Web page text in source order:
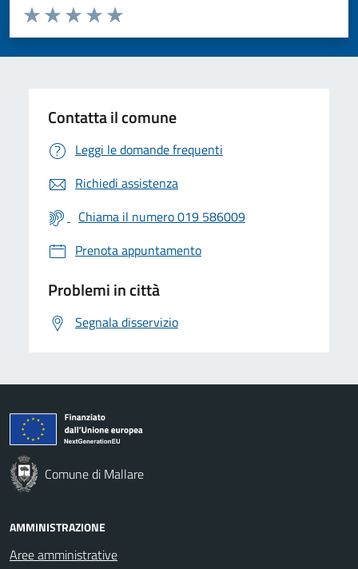
Valuta da 1 a 5 stelle la pagina
Valuta 5 stelle su 5
Valuta 4 stelle su 5
Valuta 3 stelle su 5
Valuta 2 stelle su 5
Valuta 1 stelle su 5
Contatta il comune
Leggi le domande frequenti
Richiedi assistenza
Chiama il numero 019 586009
Prenota appuntamento
Problemi in città
Segnala disservizio
Comune di Mallare
AMMINISTRAZIONE
Aree amministrative